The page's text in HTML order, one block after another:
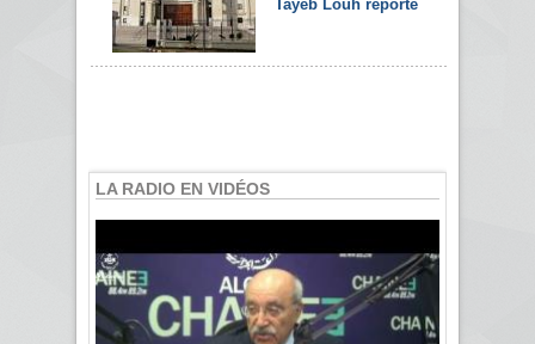
Tayeb Louh reporté
LA RADIO EN VIDÉOS